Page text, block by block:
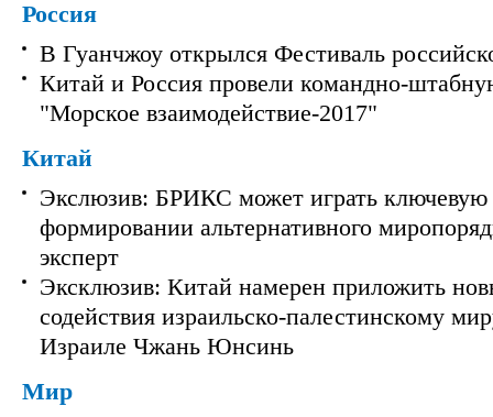
Россия
В Гуанчжоу открылся Фестиваль
Китай и Россия провели командно-
"Морское взаимодействие-2017"
Китай
Экслюзив: БРИКС может играть ключевую
формировании альтернативного
эксперт
Эксклюзив: Китай намерен приложить
содействия израильско-палестинскому
Израиле Чжань Юнсинь
Мир